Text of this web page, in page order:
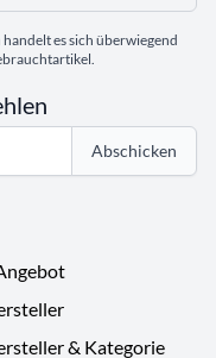
es sich überwiegend
Abschicken
& Kategorie